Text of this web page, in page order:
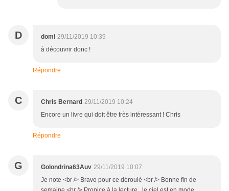
D domi 29/11/2019 10:39
à découvrir donc !
Répondre
C Chris Bernard 29/11/2019 10:24
Encore un livre qui doit être très intéressant ! Chris
Répondre
G Golondrina63Auv 29/11/2019 10:07
Je note <br /> Bravo pour ce déroulé <br /> Bonne fin de